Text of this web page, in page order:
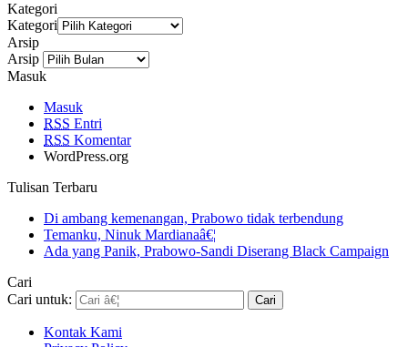
Kategori
Kategori
Arsip
Arsip
Masuk
Masuk
RSS Entri
RSS Komentar
WordPress.org
Tulisan Terbaru
Di ambang kemenangan, Prabowo tidak terbendung
Temanku, Ninuk Mardianaâ€¦
Ada yang Panik, Prabowo-Sandi Diserang Black Campaign
Cari
Cari untuk:
Kontak Kami